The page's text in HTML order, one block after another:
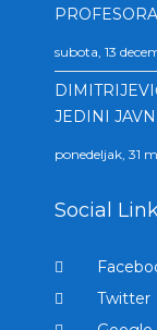
subota, 13
JEDINI
ponedeljak, 31
Social
Twitter